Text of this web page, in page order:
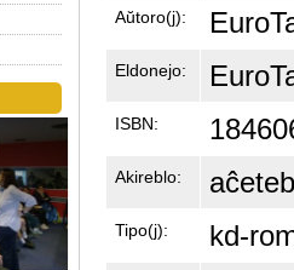
Aŭtoro(j):
Eldonejo:
ISBN:
Akireblo:
Tipo(j): kd-